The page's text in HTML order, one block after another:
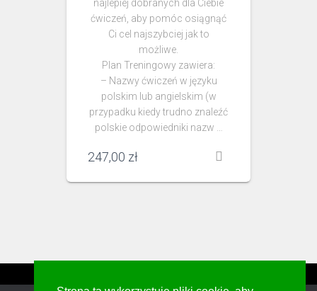
najlepiej dobranych dla Ciebie
ćwiczeń, aby pomóc osiągnąć
Ci cel najszybciej jak to
możliwe.
Plan Treningowy zawiera:
– Nazwy ćwiczeń w języku
polskim lub angielskim (w
przypadku kiedy trudno znaleźć
polskie odpowiedniki nazw …
247,00 zł